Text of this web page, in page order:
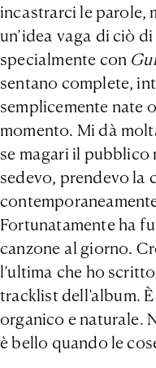
incastrarci le parole,
un’idea vaga di ciò
specialmente con
sentano complete,
semplicemente nate
momento. Mi dà
se magari il pubblico
sedevo, prendevo la
Fortunatamente ha
canzone al giorno.
l’ultima che ho
tracklist dell’album.
organico e naturale.
è bello quando le